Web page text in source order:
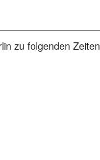
zu folgenden Zeiten